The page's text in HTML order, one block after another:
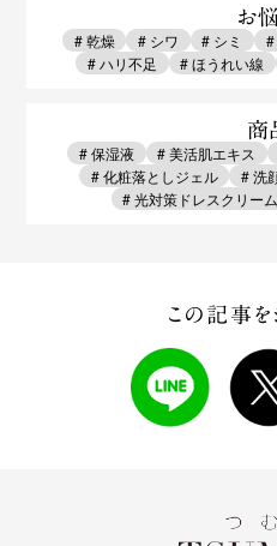
お
# 乾燥 # シワ # シミ
# ハリ不足
# ほうれい線
商
# 保湿液 # 美活肌エキス
# 化粧落としジェル
# 洗
# 光対策ドレスクリーム
この記事を